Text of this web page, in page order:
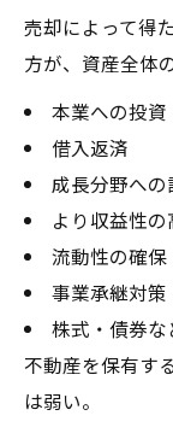
売却によって得
方が、資産全体
本業への投資
借入返済
成長分野への
より収益性
流動性の確保
事業承継対策
株式・債券
不動産を保有す
は弱い。